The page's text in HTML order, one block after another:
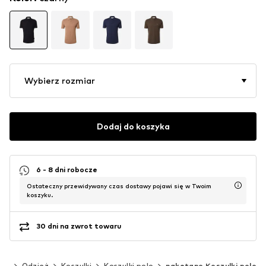
Wybierz rozmiar
Dodaj do koszyka
6 - 8 dni robocze
Ostateczny przewidywany czas dostawy pojawi się w Twoim
koszyku.
30 dni na zwrot towaru